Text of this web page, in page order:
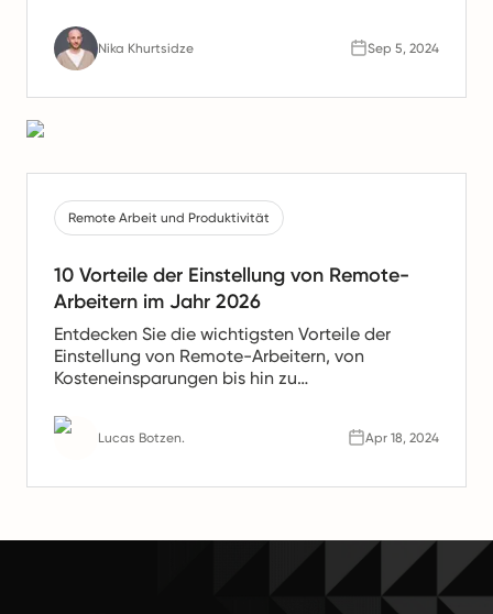
Nika Khurtsidze Sep 5, 2024
Remote Arbeit und Produktivität
10 Vorteile der Einstellung von Remote-
Arbeitern im Jahr 2026
Entdecken Sie die wichtigsten Vorteile der
Einstellung von Remote-Arbeitern, von
Kosteneinsparungen bis hin zu
Remote-Teams die Zukunft der Arbeit sind.
Lucas Botzen. Apr 18, 2024